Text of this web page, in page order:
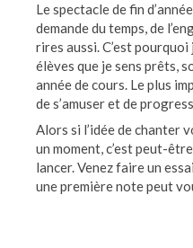
Le spectacle de fin
demande du temps, de
rires aussi. C’est
élèves que je sens prêts,
année de cours. Le plus
de s’amuser et de
Alors si l’idée de chanter
un moment, c’est peut-
lancer. Venez faire un
une première note peut